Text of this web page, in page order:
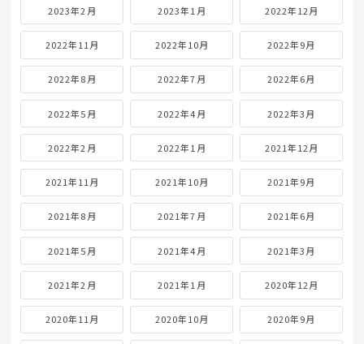
2023年2月 2023年1月 2022年12月
2022年11月 2022年10月 2022年9月
2022年8月 2022年7月 2022年6月
2022年5月 2022年4月 2022年3月
2022年2月 2022年1月 2021年12月
2021年11月 2021年10月 2021年9月
2021年8月 2021年7月 2021年6月
2021年5月 2021年4月 2021年3月
2021年2月 2021年1月 2020年12月
2020年11月 2020年10月 2020年9月